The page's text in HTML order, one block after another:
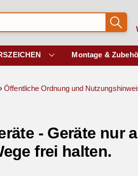
Montage &
Öffentliche Ordnung und
- Geräte nur
frei halten.